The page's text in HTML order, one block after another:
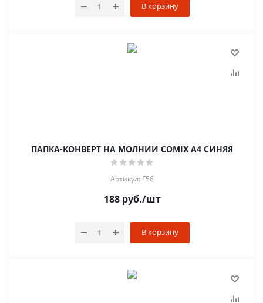
В корзину
ПАПКА-КОНВЕРТ НА МОЛНИИ COMIX А4 СИНЯЯ
Артикул: F56
188руб./шт
В корзину